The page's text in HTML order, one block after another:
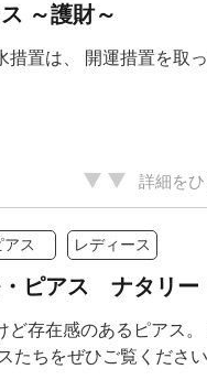
～護財～
措置は、 開運措置を取
詳細をひ
アス レディース
ピアス ナタリー
ど存在感のあるピアス
たちをぜひご覧くださ